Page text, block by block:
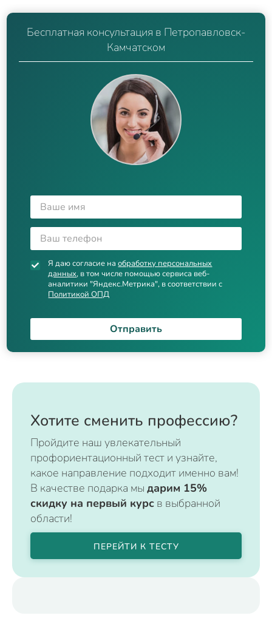
Бесплатная консультация в Петропавловск-
Камчатском
Я даю согласие наобработку персональных
данных, в том числе помощью сервиса веб-
аналитики "Яндекс.Метрика", в соответствии с
Политикой ОПД
Отправить
Хотите сменить профессию?
Пройдите наш увлекательный
профориентационный тест и узнайте,
какое направление подходит именно вам!
В качестве подарка мы дарим 15%
скидку на первый курс в выбранной
области!
ПЕРЕЙТИ К ТЕСТУ